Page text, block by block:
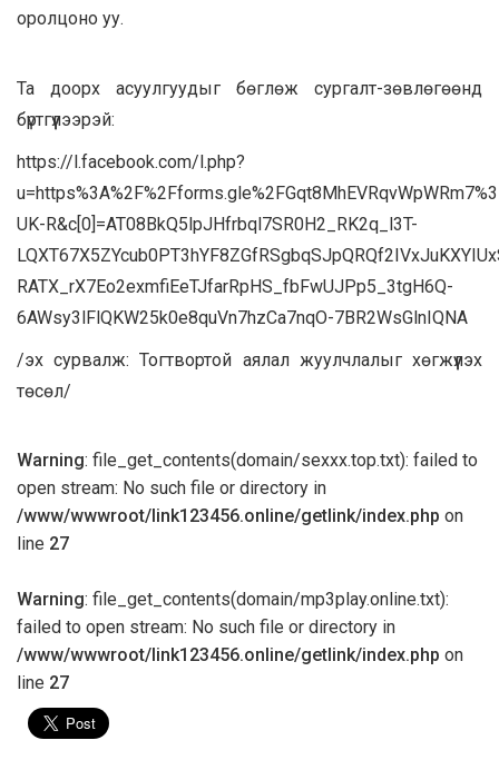
оролцоно уу.
Та доорх асуулгуудыг бөглөж сургалт-зөвлөгөөнд
бүртгүүлээрэй:
https://l.facebook.com/l.php?
UK-R&c[0]=AT08BkQ5lpJHfrbql7SR0H2_RK2q_l3T-
RATX_rX7Eo2exmfiEeTJfarRpHS_fbFwUJPp5_3tgH6Q-
6AWsy3lFlQKW25k0e8quVn7hzCa7nqO-7BR2WsGlnIQNA
/эх сурвалж: Тогтвортой аялал жуулчлалыг хөгжүүлэх
төсөл/
Warning: file_get_contents(domain/sexxx.top.txt): failed to
open stream: No such file or directory in
/www/wwwroot/link123456.online/getlink/index.php on
line 27
Warning: file_get_contents(domain/mp3play.online.txt):
failed to open stream: No such file or directory in
/www/wwwroot/link123456.online/getlink/index.php on
line 27